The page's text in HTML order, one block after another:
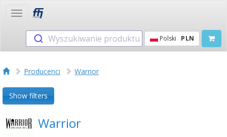
Toggle
Wyszukiwanie produktu Polski PLN
Producenci Warrior
Show filters
Warrior